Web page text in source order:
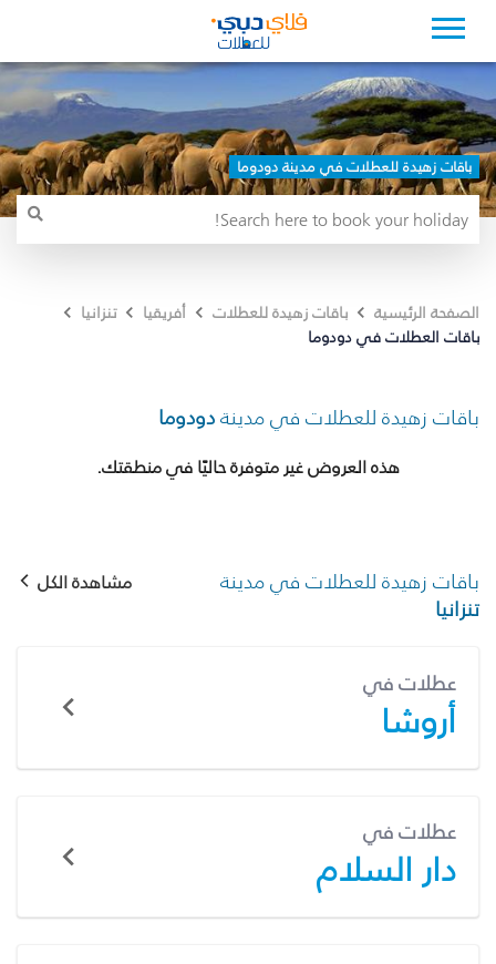
باقات زهيدة للعطلات في مدينة دودوما
الصفحة الرئيسية باقات زهيدة للعطلات أفريقيا
تنزانيا
باقات العطلات في دودوما
باقات زهيدة للعطلات في مدينةدودوما
هذه العروض غير متوفرة حاليًا في منطقتك.
باقات زهيدة للعطلات في مدينة
تنزانيا
مشاهدة الكل
عطلات في
أروشا
عطلات في
دار السلام